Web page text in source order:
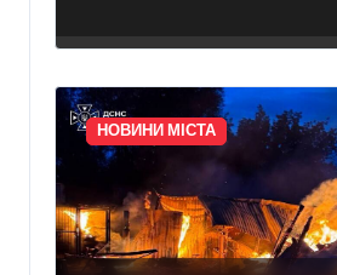
313 тисяч гривень
НОВИНИ МІСТА